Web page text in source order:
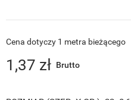
Cena dotyczy 1 metra bieżącego
1,37 zł Brutto